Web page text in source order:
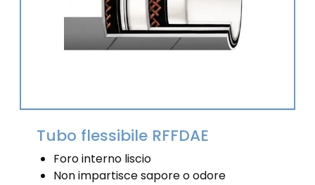
Tubo flessibile RFFDAE
Foro interno liscio
Non impartisce sapore o odore